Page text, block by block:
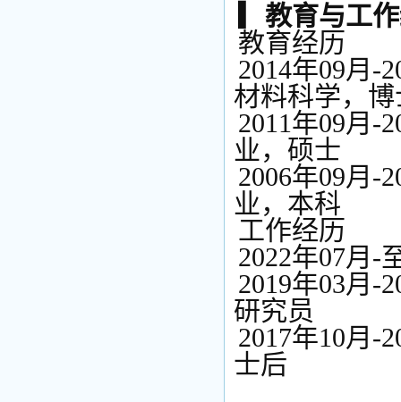
▎教育与工
教育经历
2014年09月-
材料科学，博
2011年09月-
业，硕士
2006年09月-
业，本科
工作经历
2022年07月-
2019年03月-
研究员
2017年10月-
士后